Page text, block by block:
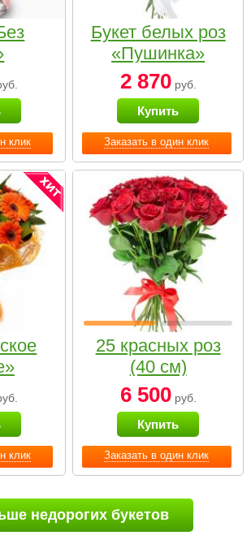
клик Заказать в один клик
Букет белых роз
«Пушинка»
2 870руб.
Купить
клик Заказать в один клик
25 красных роз
(40 см)
6 500руб.
Купить
недорогих букетов